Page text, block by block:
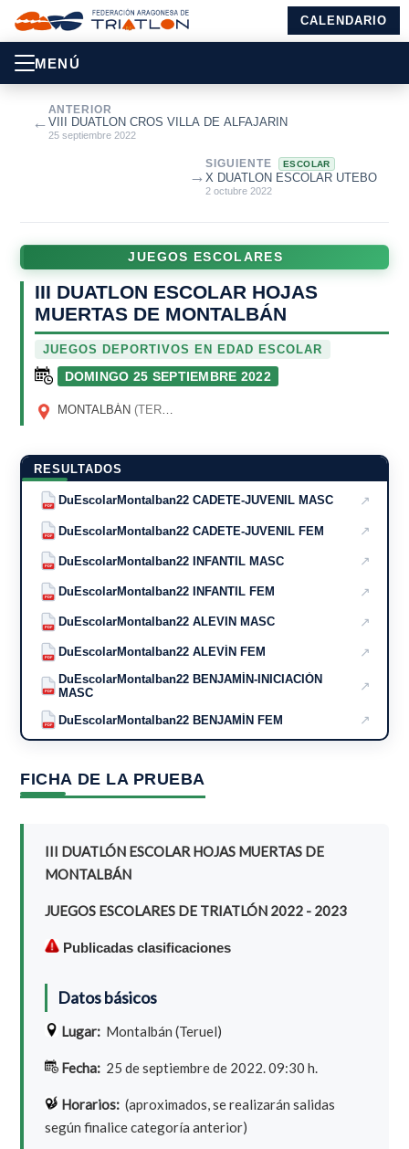
CALENDARIO
MENÚ
←
ANTERIOR
VIII DUATLON CROS VILLA DE ALFAJARIN
25 septiembre 2022
SIGUIENTE ESCOLAR
X DUATLON ESCOLAR UTEBO
2 octubre 2022
→
JUEGOS ESCOLARES
III DUATLON ESCOLAR HOJAS
MUERTAS DE MONTALBÁN
JUEGOS DEPORTIVOS EN EDAD ESCOLAR
DOMINGO 25 SEPTIEMBRE 2022
MONTALBÁN (TERUEL)
RESULTADOS
PDF DuEscolarMontalban22 CADETE-JUVENIL MASC ↗
PDF DuEscolarMontalban22 CADETE-JUVENIL FEM ↗
PDF DuEscolarMontalban22 INFANTIL MASC ↗
PDF DuEscolarMontalban22 INFANTIL FEM ↗
PDF DuEscolarMontalban22 ALEVIN MASC ↗
PDF DuEscolarMontalban22 ALEVÍN FEM ↗
PDF
DuEscolarMontalban22 BENJAMÍN-INICIACIÓN
MASC
↗
PDF DuEscolarMontalban22 BENJAMÍN FEM ↗
FICHA DE LA PRUEBA
III DUATLÓN ESCOLAR HOJAS MUERTAS DE
MONTALBÁN
JUEGOS ESCOLARES DE TRIATLÓN 2022 - 2023
Publicadas clasificaciones
Datos básicos
Lugar:Montalbán (Teruel)
Fecha:25 de septiembre de 2022. 09:30 h.
Horarios: (aproximados, se realizarán salidas
según finalice categoría anterior)